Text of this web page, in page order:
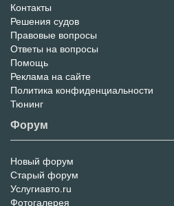
Контакты
Решения судов
Правовые вопросы
Ответы на вопросы
Помощь
Реклама на сайте
Политика конфиденциальности
Тюнинг
Форум
Форум
Новый форум
Старый форум
Услугиавто.ru
Фотогалерея